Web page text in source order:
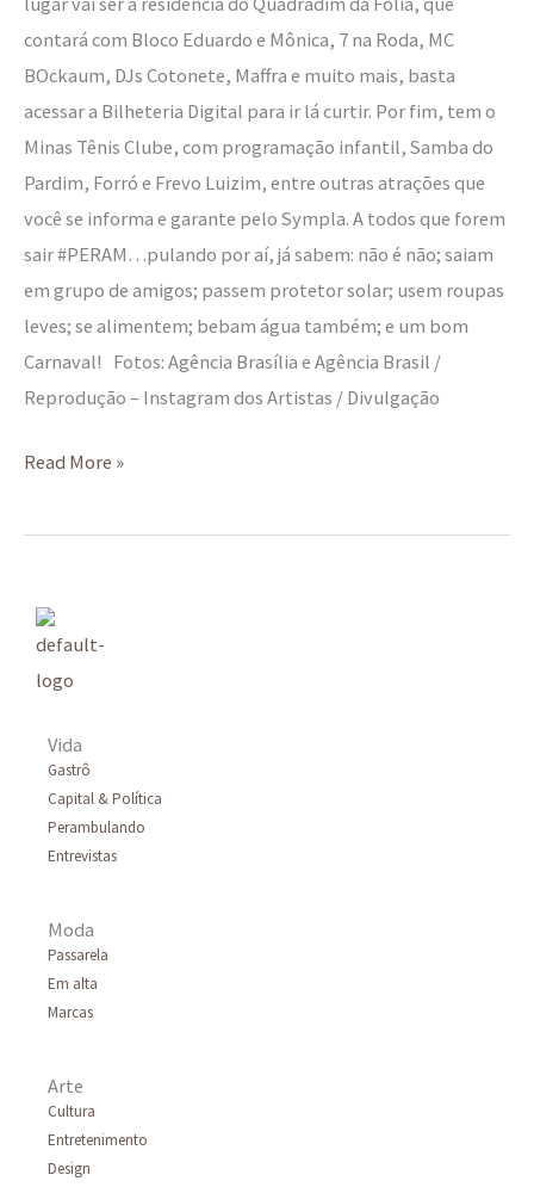
contará com Bloco Eduardo e Mônica, 7 na Roda, MC
BOckaum, DJs Cotonete, Maffra e muito mais, basta
acessar a Bilheteria Digital para ir lá curtir. Por fim, tem o
Minas Tênis Clube, com programação infantil, Samba do
Pardim, Forró e Frevo Luizim, entre outras atrações que
você se informa e garante pelo Sympla. A todos que forem
sair #PERAM…pulando por aí, já sabem: não é não; saiam
em grupo de amigos; passem protetor solar; usem roupas
leves; se alimentem; bebam água também; e um bom
Carnaval! Fotos: Agência Brasília e Agência Brasil /
Reprodução – Instagram dos Artistas / Divulgação
Read More »
Vida
Gastrô
Capital & Política
Perambulando
Entrevistas
Moda
Passarela
Em alta
Marcas
Arte
Cultura
Entretenimento
Design